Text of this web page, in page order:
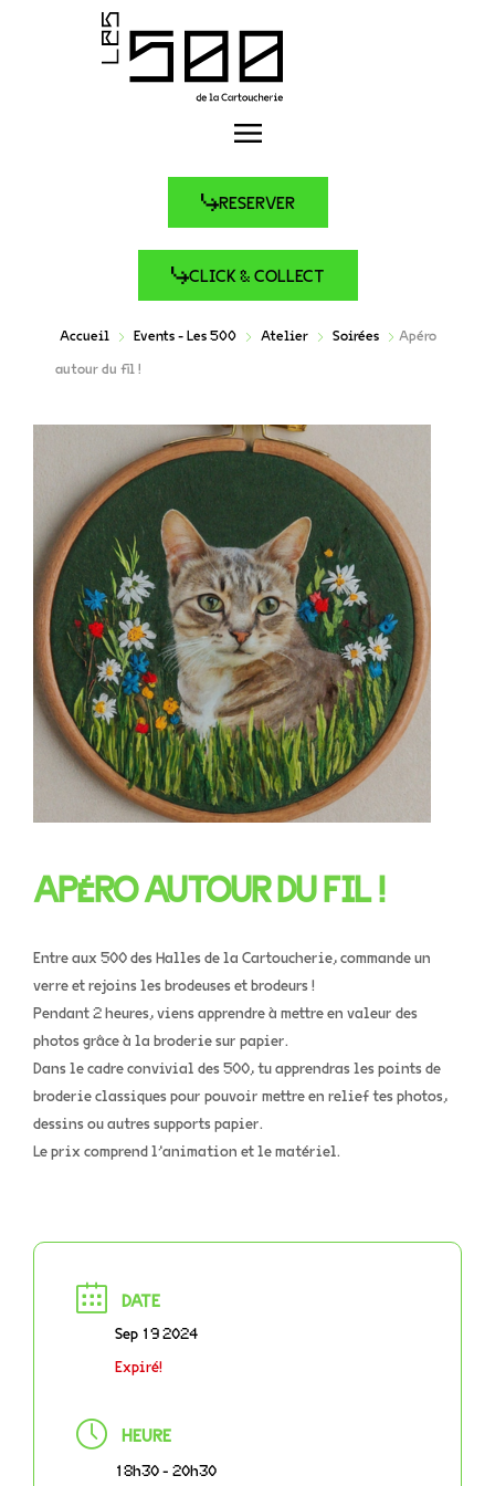
RESERVER
CLICK & COLLECT
Accueil Events - Les 500 Atelier Soirées
Apéro
autour du fil !
APÉRO AUTOUR DU FIL !
Entre aux 500 des Halles de la Cartoucherie, commande un
verre et rejoins les brodeuses et brodeurs !
Pendant 2 heures, viens apprendre à mettre en valeur des
photos grâce à la broderie sur papier.
Dans le cadre convivial des 500, tu apprendras les points de
broderie classiques pour pouvoir mettre en relief tes photos,
dessins ou autres supports papier.
Le prix comprend l’animation et le matériel.
DATE
Sep 19 2024
Expiré!
HEURE
18h30 - 20h30